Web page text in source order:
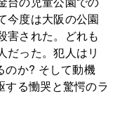
今度は大阪の公園
害された。どれも
だった。犯人はリ
のか? そして動機
る慟哭と驚愕のラ